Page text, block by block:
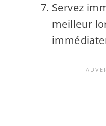
Servez
meilleur